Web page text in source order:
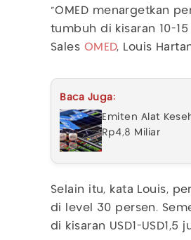
"OMED menargetkan
tumbuh di kisaran 10-
Sales OMED, Louis
Baca Juga:
Emiten Alat
Rp4,8 Miliar
Selain itu, kata Louis,
di level 30 persen.
di kisaran USD1-USD1,5